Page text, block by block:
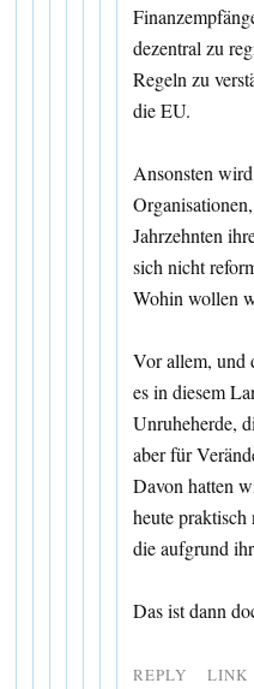
dezentral zu
Regeln zu
die EU.
Ansonsten
Jahrzehnten
sich nicht
Wohin wollen
Vor allem, und
es in diesem
Unruheherde,
aber für
Davon hatten
heute praktisch
die aufgrund
Das ist dann
REPLY LINK